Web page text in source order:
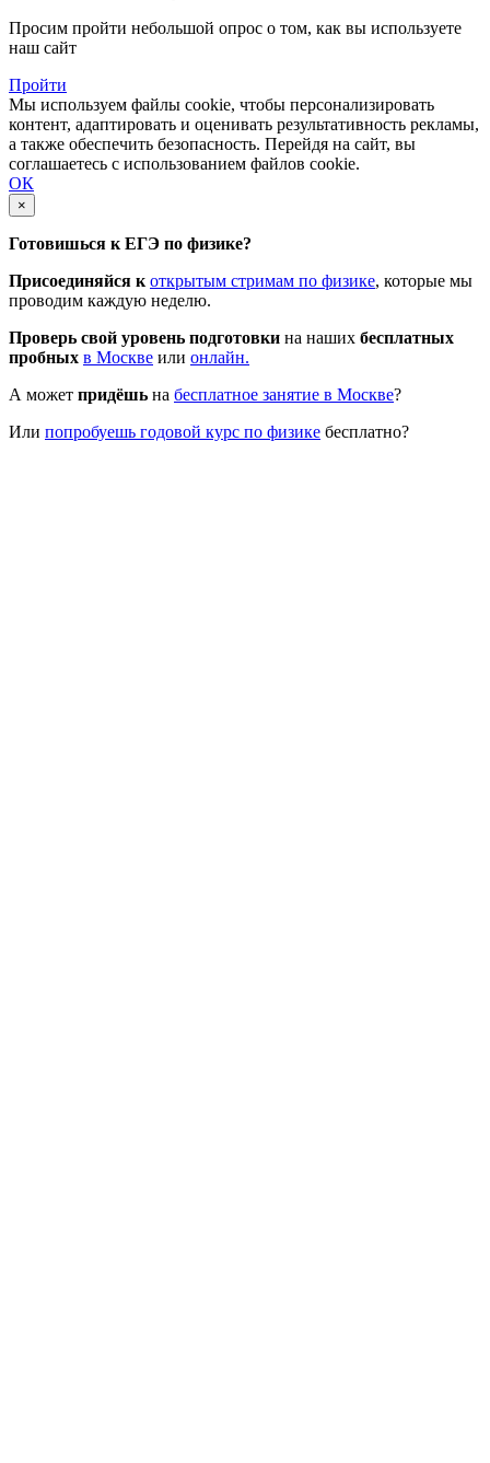
Просим пройти небольшой опрос о том, как вы используете
наш сайт
Пройти
Мы используем файлы cookie, чтобы персонализировать
контент, адаптировать и оценивать результативность рекламы,
а также обеспечить безопасность. Перейдя на сайт, вы
соглашаетесь с использованием файлов cookie.
ОК
×
Готовишься к ЕГЭ по физике?
Присоединяйся к открытым стримам по физике, которые мы
проводим каждую неделю.
Проверь свой уровень подготовки на наших бесплатных
пробных в Москве или онлайн.
А может придёшь на бесплатное занятие в Москве?
Или попробуешь годовой курс по физике бесплатно?